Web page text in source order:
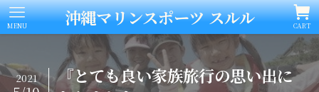
沖縄マリンスポーツ スルル CART
MENU
『とても良い家族旅行の思い出に
2021